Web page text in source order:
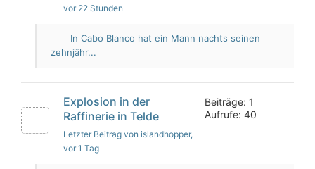
vor 22 Stunden
In Cabo Blanco hat ein Mann nachts seinen
zehnjähr...
Explosion in der
Raffinerie in Telde
Letzter Beitrag von islandhopper,
vor 1 Tag
Beiträge: 1
Aufrufe: 40